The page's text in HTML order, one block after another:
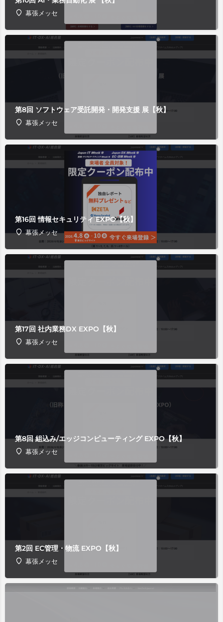
幕張メッセ
第8回 ソフトウェア受託開発・開発支援 展【秋】
幕張メッセ
第16回 情報セキュリティ EXPO【秋】
幕張メッセ
第17回 社内業務DX EXPO【秋】
幕張メッセ
第8回 組込み/エッジコンピューティング EXPO【秋】
幕張メッセ
第2回 EC管理・物流 EXPO【秋】
幕張メッセ